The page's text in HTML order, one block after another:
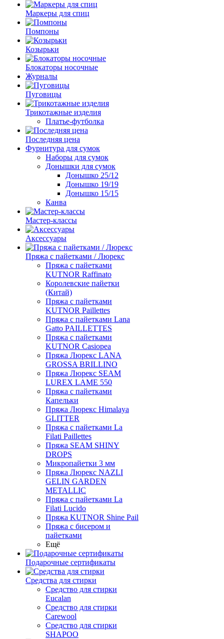
Маркеры для спиц
Помпоны
Козырьки
Блокаторы носочные
Журналы
Пуговицы
Трикотажные изделия
Платье-футболка
Последняя цена
Фурнитура для сумок
Наборы для сумок
Донышки для сумок
Донышко 25/12
Донышко 19/19
Донышко 15/15
Канва
Мастер-классы
Аксессуары
Пряжа с пайетками / Люрекс
Пряжа с пайетками
KUTNOR Raffinato
Королевские пайетки
(Китай)
Пряжа с пайетками
KUTNOR Paillettes
Пряжа с пайетками Lana
Gatto PAILLETTES
Пряжа с пайетками
KUTNOR Casiopea
Пряжа Люрекс LANA
GROSSA BRILLINO
Пряжа Люрекс SEAM
LUREX LAME 550
Пряжа с пайетками
Капельки
Пряжа Люрекс Himalaya
GLITTER
Пряжа с пайетками La
Filati Paillettes
Пряжа SEAM SHINY
DROPS
Микропайетки 3 мм
Пряжа Люрекс NAZLI
GELIN GARDEN
METALLIC
Пряжа с пайетками La
Filati Lucido
Пряжа KUTNOR Shine Pail
Пряжа с бисером и
пайетками
Ещё
Подарочные сертификаты
Средства для стирки
Средство для стирки
Eucalan
Средство для стирки
Carewool
Средство для стирки
SHAPOO